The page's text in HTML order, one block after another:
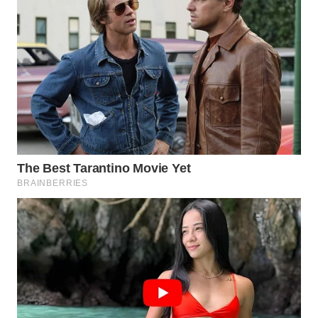
Wahana
Media
Group
WAHANA
NEWS
WAHANA
TANI
WAHANA
ADVOKAT
WAHANA
WAHANA